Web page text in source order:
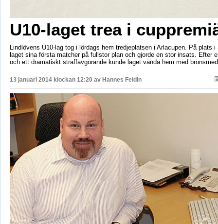
U10-laget trea i
Lindlövens U10-lag tog i lördags hem tredjeplatsen i Arlacupen. På plats i
laget sina första matcher på fullstor plan och gjorde en stor insats. Efter
och ett dramatiskt straffavgörande kunde laget vända hem med
13 januari 2014 klockan 12:20 av Hannes Feldin